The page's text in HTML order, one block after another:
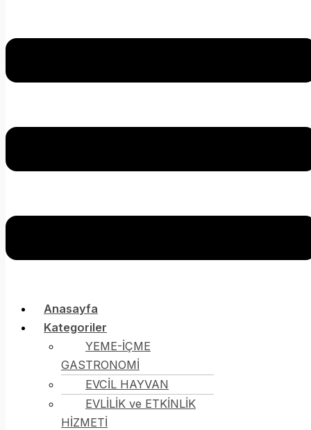
Anasayfa
Kategoriler
YEME-İÇME
GASTRONOMİ
EVCİL HAYVAN
EVLİLİK ve ETKİNLİK
HİZMETİ